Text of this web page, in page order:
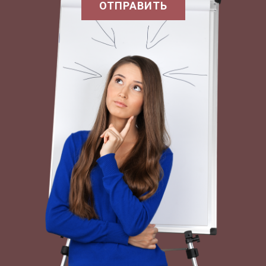
дела, по поводу которого обратитс я к сенату.
Затем начиналось обсуждение.
Председательствующий приглашал сенаторов
(по списку) высказатьс я . Голосование было или
поимённым или путём расхождени я ,
расступанием в разные стороны –
«Голосованием ногами». Решени я сената
получали своё название по имени консула,
председательствовавшего в собрании сената.
Обычно постановлени я сената излагались
письменно. Эти постановлени я заносились в
специальную книгу и передавались в храм
Цереры, где их хранили плебейские эдилы.
Позднее постановлени я стали отдавать в
архивы государственного казначейства при
ОТПРАВИТЬ